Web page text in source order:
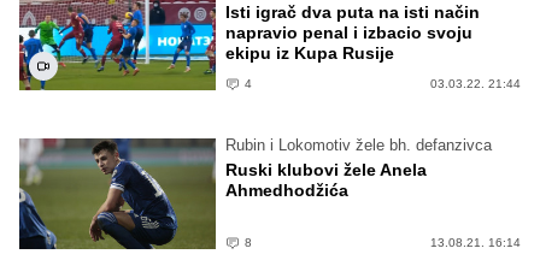
Isti igrač dva puta na isti način
napravio penal i izbacio svoju
ekipu iz Kupa Rusije
4 03.03.22. 21:44
Rubin i Lokomotiv žele bh. defanzivca
Ruski klubovi žele Anela
Ahmedhodžića
8 13.08.21. 16:14